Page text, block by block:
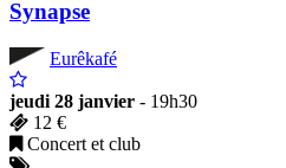
Synapse
Eurêkafé
jeudi 28 janvier - 19h30
12 €
Concert et club